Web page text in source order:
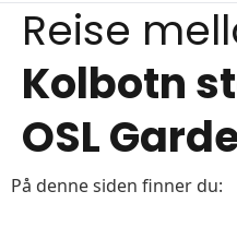
Reise
Kolbotn
OSL
På denne siden finner du: